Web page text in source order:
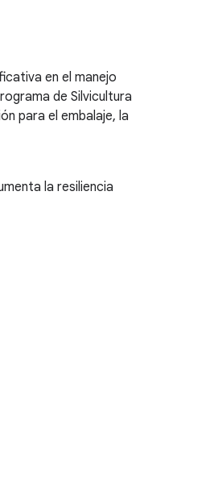
en el manejo
de Silvicultura
para el embalaje, la
la resiliencia